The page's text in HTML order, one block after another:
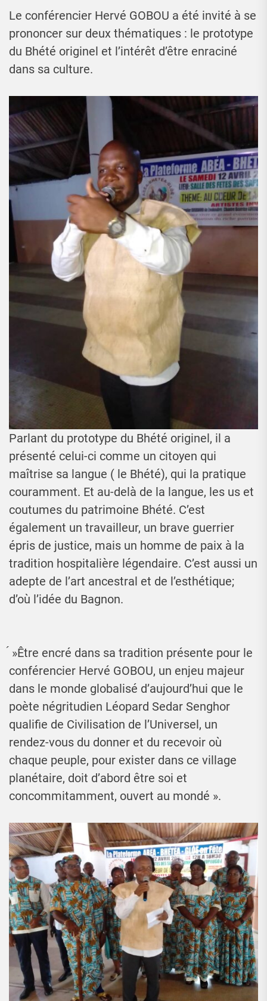
Le conférencier Hervé GOBOU a été invité à se
prononcer sur deux thématiques : le prototype
du Bhété originel et l’intérêt d’être enraciné
dans sa culture.
Parlant du prototype du Bhété originel, il a
présenté celui-ci comme un citoyen qui
maîtrise sa langue ( le Bhété), qui la pratique
couramment. Et au-delà de la langue, les us et
coutumes du patrimoine Bhété. C’est
également un travailleur, un brave guerrier
épris de justice, mais un homme de paix à la
tradition hospitalière légendaire. C’est aussi un
adepte de l’art ancestral et de l’esthétique;
d’où l’idée du Bagnon.
́ »Être encré dans sa tradition présente pour le
conférencier Hervé GOBOU, un enjeu majeur
dans le monde globalisé d’aujourd’hui que le
poète négritudien Léopard Sedar Senghor
qualifie de Civilisation de l’Universel, un
rendez-vous du donner et du recevoir où
chaque peuple, pour exister dans ce village
planétaire, doit d’abord être soi et
concommitamment, ouvert au mondé ».